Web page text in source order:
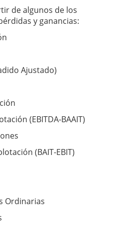
de algunos de los
y ganancias:
Ajustado)
(EBITDA-BAAIT)
(BAIT-EBIT)
Ordinarias